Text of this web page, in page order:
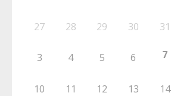
27 28 29 30 31
3 4 5 6 7
10 11 12 13 14